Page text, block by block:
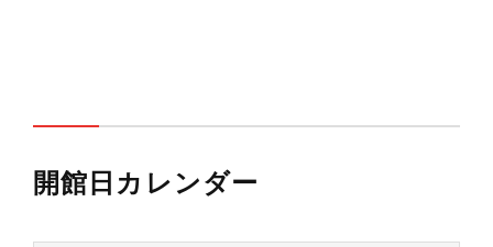
開館日カレンダー